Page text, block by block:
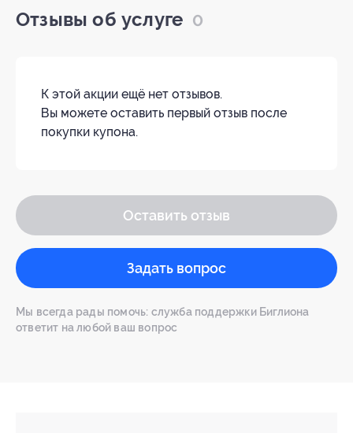
Отзывы об услуге 0
К этой акции ещё нет отзывов.
Вы можете оставить первый отзыв после
покупки купона.
Оставить отзыв
Задать вопрос
Мы всегда рады помочь: служба поддержки Биглиона
ответит на любой ваш вопрос